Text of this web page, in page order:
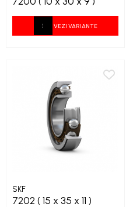
XPB
VEZI VARIANTE
SKF
7202 ( 15 x 35 x 11 )